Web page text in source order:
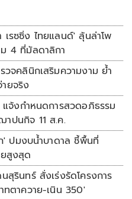
รซซิ่ง ไทยแลนด์' ลุ้นล่าโพ
4 ที่มัลดาลิกา
วจคลินิกเสริมความงาม ย้ำ
ยจริง
จ้งกำหนดการสวดอภิธรรม
ปนกิจ 11 ส.ค.
' ปมงบน้ำบาดาล ชี้พื้นที่
ยสูงสุด
รินทร์ สั่งเร่งรัดโครงการ
ทตาควาย-เนิน 350'